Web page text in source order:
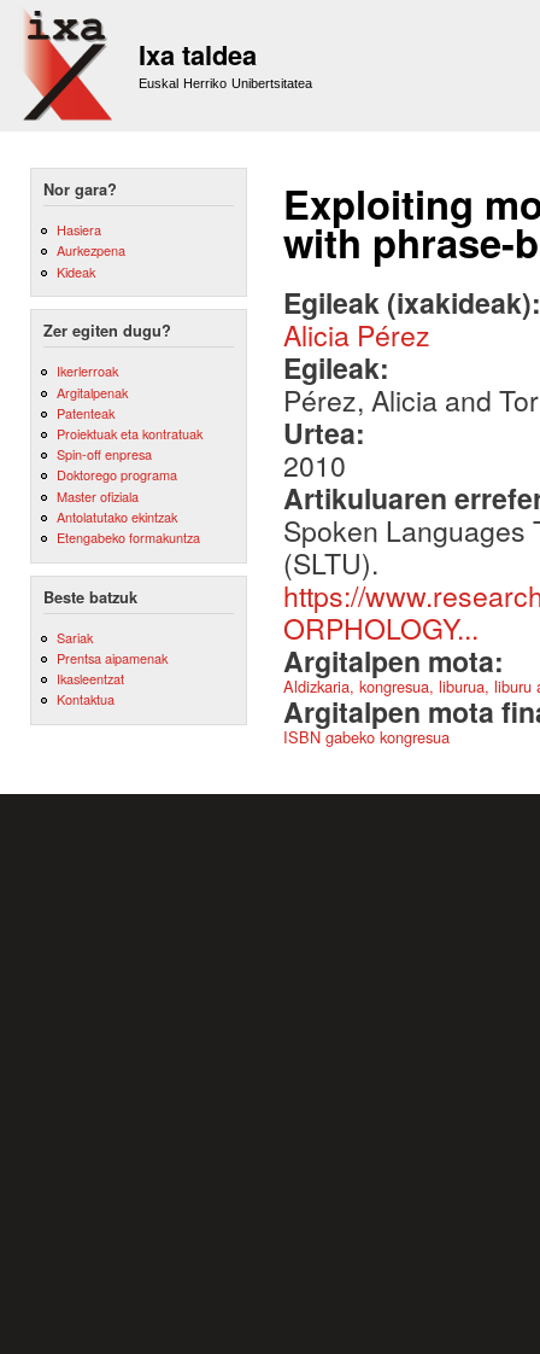
Ixa taldea
Euskal Herriko Unibertsitatea
Nor gara?
Hasiera
Aurkezpena
Kideak
Zer egiten dugu?
Ikerlerroak
Argitalpenak
Patenteak
Proiektuak eta kontratuak
Spin-off enpresa
Doktorego programa
Master ofiziala
Antolatutako ekintzak
Etengabeko formakuntza
Beste batzuk
Sariak
Prentsa aipamenak
Ikasleentzat
Kontaktua
Exploiting
with phrase-
Egileak
Alicia Pérez
Egileak:
Pérez, Alicia and
Urtea:
2010
Artikuluaren
Spoken Languages
(SLTU).
https://
ORPHOLOGY...
Argitalpen mota:
Aldizkaria, kongresua, liburua,
Argitalpen mota
ISBN gabeko kongresua